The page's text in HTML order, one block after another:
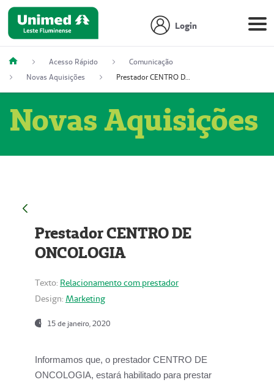
Login
Acesso Rápido
Comunicação
Novas Aquisições
Prestador CENTRO DE ONCOLOGIA
Novas Aquisições
Prestador CENTRO DE
ONCOLOGIA
Texto: Relacionamento com prestador
Design: Marketing
15 de janeiro, 2020
Informamos que, o prestador CENTRO DE
ONCOLOGIA, estará habilitado para prestar